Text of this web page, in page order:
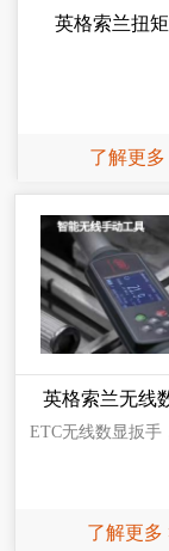
英格索兰扭
了解更多
英格索兰无线
ETC无线数显扳手
了解更多